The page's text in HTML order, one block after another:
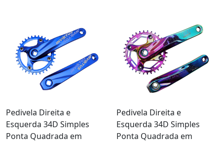
Pedivela Direita e
Esquerda 34D Simples
Ponta Quadrada em
Pedivela Direita e
Esquerda 34D Simples
Ponta Quadrada em